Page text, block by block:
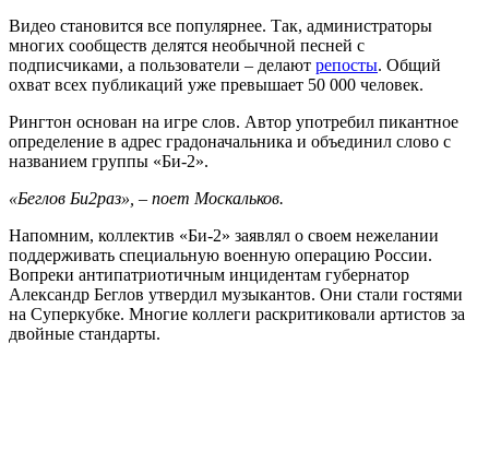
Видео становится все популярнее. Так, администраторы
многих сообществ делятся необычной песней с
подписчиками, а пользователи – делают репосты. Общий
охват всех публикаций уже превышает 50 000 человек.
Рингтон основан на игре слов. Автор употребил пикантное
определение в адрес градоначальника и объединил слово с
названием группы «Би-2».
«Беглов Би2раз», – поет Москальков.
Напомним, коллектив «Би-2» заявлял о своем нежелании
поддерживать специальную военную операцию России.
Вопреки антипатриотичным инцидентам губернатор
Александр Беглов утвердил музыкантов. Они стали гостями
на Суперкубке. Многие коллеги раскритиковали артистов за
двойные стандарты.